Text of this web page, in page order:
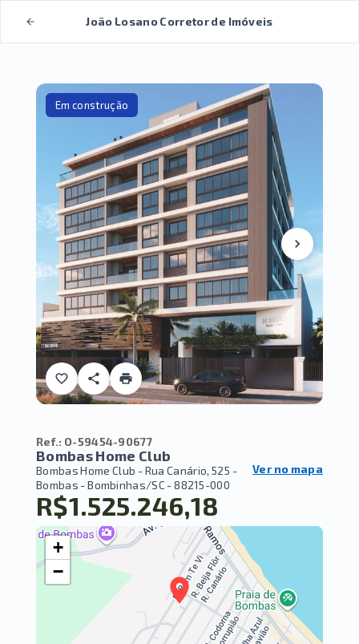
João Losano Corretor de Imóveis
Em construção
Ref.: O-59454-90677
Bombas Home Club
Bombas Home Club -Rua Canário, 525 -
Bombas - Bombinhas/SC - 88215-000
Ver no mapa
R$1.525.246,18
+
−